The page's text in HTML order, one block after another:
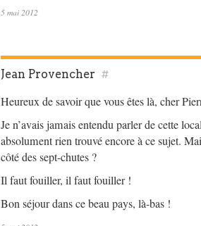
5 mai 2012
Jean Provencher #
Heureux de savoir que vous êtes là, cher
Je n’avais jamais entendu parler de cette
absolument rien trouvé encore à ce sujet.
côté des sept-chutes ?
Il faut fouiller, il faut fouiller !
Bon séjour dans ce beau pays, là-bas !